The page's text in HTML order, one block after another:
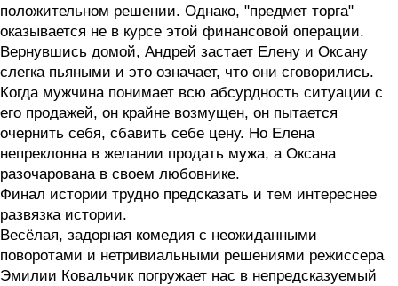
положительном решении. Однако, "предмет торга"
оказывается не в курсе этой финансовой операции.
Вернувшись домой, Андрей застает Елену и Оксану
слегка пьяными и это означает, что они сговорились.
Когда мужчина понимает всю абсурдность ситуации с
его продажей, он крайне возмущен, он пытается
очернить себя, сбавить себе цену. Но Елена
непреклонна в желании продать мужа, а Оксана
разочарована в своем любовнике.
Финал истории трудно предсказать и тем интереснее
развязка истории.
Весёлая, задорная комедия с неожиданными
поворотами и нетривиальными решениями режиссера
Эмилии Ковальчик погружает нас в непредсказуемый